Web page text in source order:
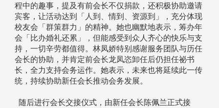
程中的趣事，提及有前会长不仅捐款，还积极协助邀请
宾客，让活动达到「人到、情到、资源到」，充分体现
校友会「群策群力」的精神。她也幽默地表示，筹办年
会「比办婚礼还累」，但能感受到众人齐心的快乐与支
持，一切辛劳都值得。林凤娇特别感谢服务团队与历任
会长的协助，并肯定前会长龙凤恣卸任后仍担任祕书
长，全力支持会务运作。她表示，未来也将延续此一传
统，持续协助新任会长推动会务发展。
随后进行会长交接仪式，由新任会长陈佩兰正式接